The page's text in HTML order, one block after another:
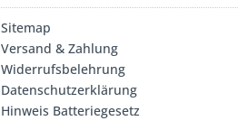
Sitemap
Versand & Zahlung
Widerrufsbelehrung
Datenschutzerklärung
Hinweis Batteriegesetz